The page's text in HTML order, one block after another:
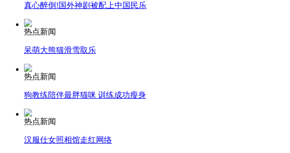
安徽一实载49人客车翻车
走！跟着总书记去植树
消防员救轻生者
真心醉倒!国外神剧被配上中国民乐
热点新闻
呆萌大熊猫滑雪取乐
热点新闻
狗教练陪伴最胖猫咪 训练成功瘦身
热点新闻
汉服仕女照相馆走红网络